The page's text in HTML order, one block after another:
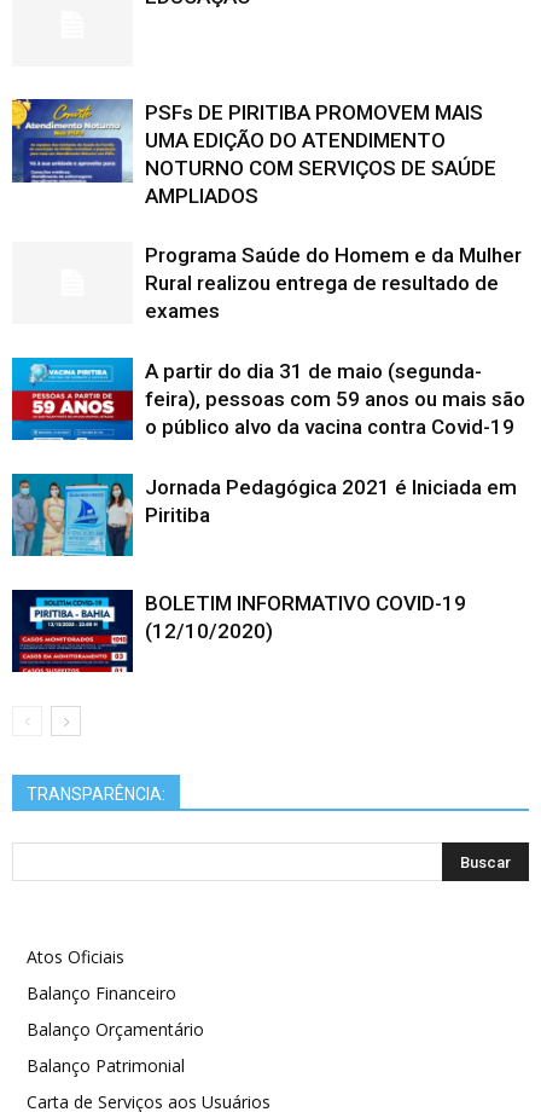
PSFs DE PIRITIBA PROMOVEM MAIS
UMA EDIÇÃO DO ATENDIMENTO
NOTURNO COM SERVIÇOS DE SAÚDE
AMPLIADOS
Programa Saúde do Homem e da Mulher
Rural realizou entrega de resultado de
exames
A partir do dia 31 de maio (segunda-
feira), pessoas com 59 anos ou mais são
o público alvo da vacina contra Covid-19
Jornada Pedagógica 2021 é Iniciada em
Piritiba
BOLETIM INFORMATIVO COVID-19
(12/10/2020)
TRANSPARÊNCIA:
Atos Oficiais
Balanço Financeiro
Balanço Orçamentário
Balanço Patrimonial
Carta de Serviços aos Usuários